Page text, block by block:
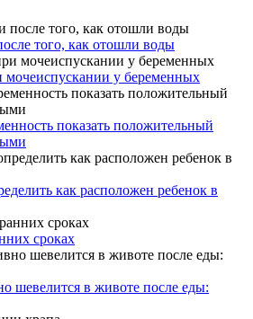
того, как отошли воды
мочеиспускании у беременных
показать положительный
как расположен ребенок в
сроках
шевелится в животе после еды: